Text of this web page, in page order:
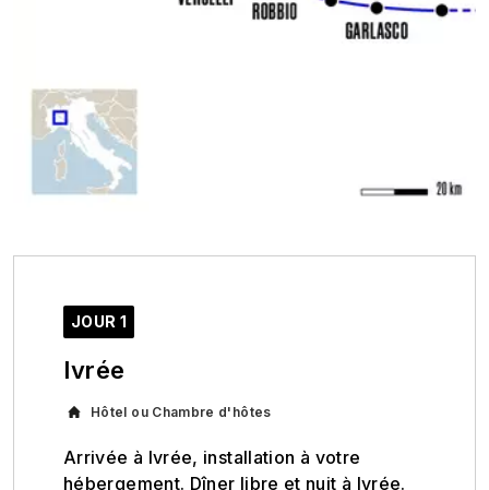
JOUR 1
Ivrée
Hôtel ou Chambre d'hôtes
Arrivée à Ivrée, installation à votre
hébergement. Dîner libre et nuit à Ivrée.